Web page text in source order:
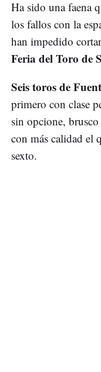
Ha sido una faena
los fallos con la
han impedido
Feria del Toro de
Seis toros de
primero con clase
sin opcione,
con más calidad el
sexto.